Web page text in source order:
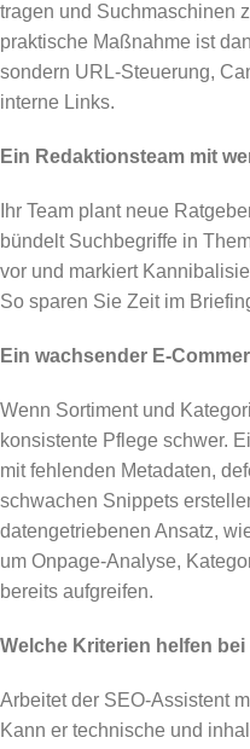
tragen und Suchmaschinen
praktische Maßnahme ist
sondern URL-Steuerung,
interne Links.
Ein Redaktionsteam mit
Ihr Team plant neue
bündelt Suchbegriffe in
vor und markiert
So sparen Sie Zeit im
Ein wachsender E-
Wenn Sortiment und
konsistente Pflege schwer.
mit fehlenden Metadaten,
schwachen Snippets
datengetriebenen Ansatz,
um Onpage-Analyse,
bereits aufgreifen.
Welche Kriterien helfen
Arbeitet der SEO-Assistent
Kann er technische und